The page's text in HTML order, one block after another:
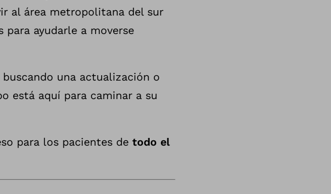
al área metropolitana del sur
ayudarle a moverse
una actualización o
está aquí para caminar a su
para los pacientes de todo el